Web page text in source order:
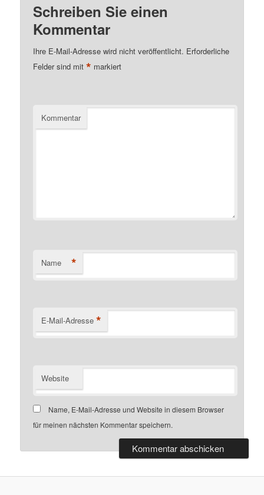
Schreiben Sie einen
Kommentar
Ihre E-Mail-Adresse wird nicht veröffentlicht. Erforderliche
Felder sind mit* markiert
Kommentar
Name *
E-Mail-Adresse *
Website
Name, E-Mail-Adresse und Website in diesem Browser
für meinen nächsten Kommentar speichern.